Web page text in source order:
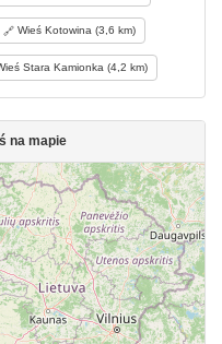
Wieś Kotowina (3,6 km)
Stara Kamionka (4,2 km)
na mapie